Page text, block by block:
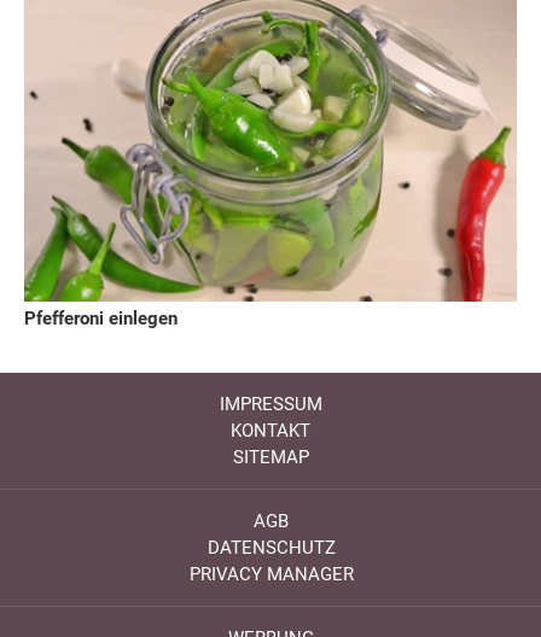
Pfefferoni einlegen
IMPRESSUM
KONTAKT
SITEMAP
AGB
DATENSCHUTZ
PRIVACY MANAGER